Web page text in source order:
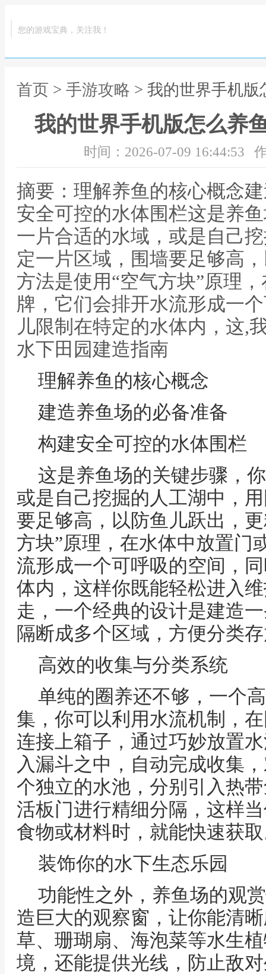
您的游戏宝典，关注我！
首页 > 手游攻略 > 我的世界手机
我的世界手机版怎么养
时间：2026-07-09 16:44:53
摘要：理解养鱼的核心概念
安全可控的水体围栏这是养
一片合适的水域，或是自己
定一片区域，围墙要足够高
方法是使用“空气方块”原理
牌，它们会排开水流形成一
儿限制在特定的水体内，这,
水下田园建造指南
理解养鱼的核心概念
建造养鱼场的必备准备
构建安全可控的水体围栏
这是养鱼场的关键步骤，
或是自己挖掘的人工湖中，
要足够高，以防鱼儿跃出，
方块”原理，在水体中放置门
流形成一个可呼吸的空间，
体内，这样你既能轻松进入
走，一个经典的设计是建造
隔断成多个区域，方便分类
高效的收集与分类系统
单纯的圈养还不够，一个
集，你可以利用水流机制，
连接上箱子，通过巧妙放置
入漏斗之中，自动完成收集
个独立的水池，分别引入热
活板门进行精细分隔，这样
食物或材料时，就能快速获
装饰你的水下生态乐园
功能性之外，养鱼场的观
造巨大的观察窗，让你能清
草、珊瑚扇、海泡菜等水生
境，还能提供光线，防止敌